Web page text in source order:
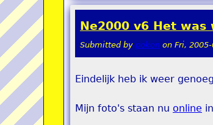
Ne2000 v6 Het
Submitted by pokon on Fri,
Eindelijk heb ik weer
Mijn foto's staan nu online